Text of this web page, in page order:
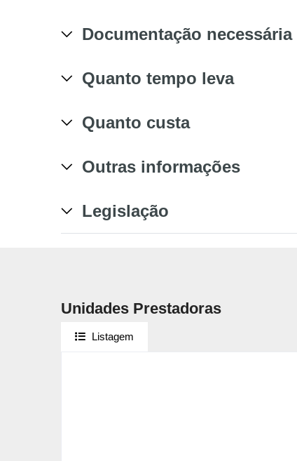
Documentação necessária
Quanto tempo leva
Quanto custa
Outras informações
Legislação
Unidades Prestadoras
Listagem